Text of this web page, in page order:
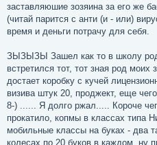
заставляюшие зозяина за его же
(читай парится с анти (и - или)
время и деньги потрачу для себя.
ЗЫЗЫЗЫ Зашел как то в школу
встретился тот, тот зная род моих
достает коробку с кучей
визива штук 20, проджект, еще
8-) ...... Я долго ржал..... Короче
прокатило, копмы в классах типа
мобильные классы на буках - два
колесах по 20 буков в каждом, ну